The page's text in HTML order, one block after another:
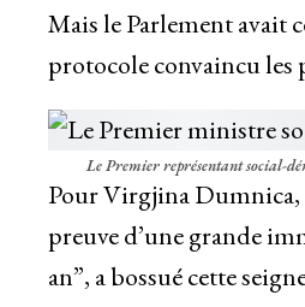
Mais le Parlement avait
protocole convaincu les
Le Premier représentant social-
Pour Virgjina Dumnica,
preuve d’une grande
an”, a bossué cette